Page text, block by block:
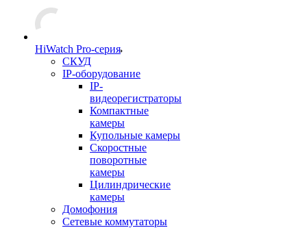
HiWatch Pro-серия
CКУД
IP-оборудование
IP-
видеорегистраторы
Компактные
камеры
Купольные камеры
Скоростные
поворотные
камеры
Цилиндрические
камеры
Домофония
Сетевые коммутаторы